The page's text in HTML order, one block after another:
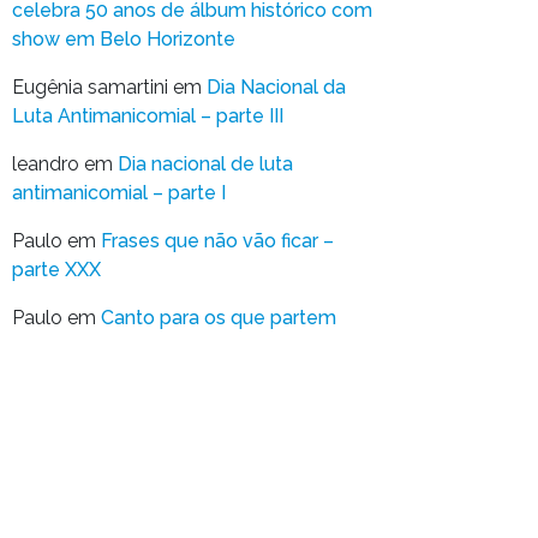
celebra 50 anos de álbum histórico com
show em Belo Horizonte
Eugênia samartini em Dia Nacional da
Luta Antimanicomial – parte III
leandro em Dia nacional de luta
antimanicomial – parte I
Paulo em Frases que não vão ficar –
parte XXX
Paulo em Canto para os que partem